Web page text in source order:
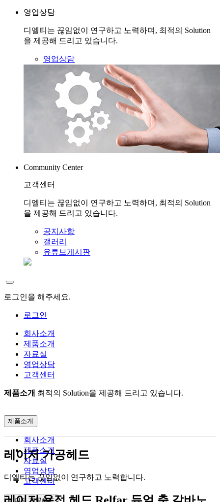
영업상담
디엘티는 끊임없이 연구하고 노력하며, 최적의 Solution
을 제공해 드리고 있습니다.
영업상담
Community Center
고객센터
디엘티는 끊임없이 연구하고 노력하며, 최적의 Solution
을 제공해 드리고 있습니다.
공지사항
갤러리
유튜브게시판
로그인을 해주세요.
로그인
회사소개
제품소개
자료실
영업상담
고객센터
제품소개 최적의 Solution을 제공해 드리고 있습니다.
제품소개
회사소개
제품소개
자료실
영업상담
고객센터
레이저 가공헤드
레이저 가공헤드
디엘티는 끊임없이 연구하고 노력합니다.